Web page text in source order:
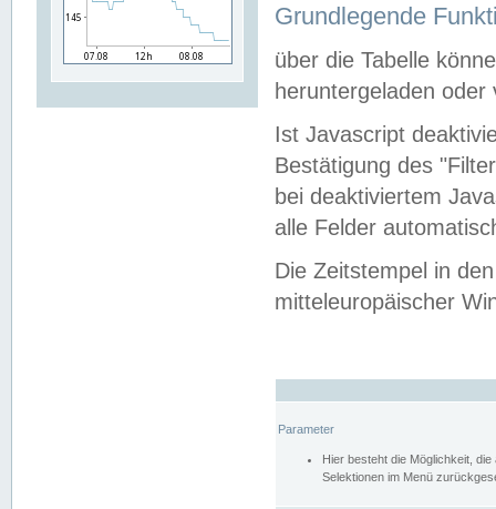
Grundlegende
über die Tabelle
heruntergeladen oder
Ist Javascript
Bestätigung des
bei deaktiviertem
alle Felder
Die Zeitstempel in
mitteleuropäischer
Parameter
Hier besteht die Möglichkeit,
Selektionen im Menü